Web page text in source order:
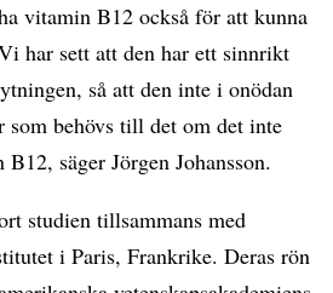
vitamin B12 också för att kunna
har sett att den har ett sinnrikt
så att den inte i onödan
som behövs till det om det inte
säger Jörgen Johansson.
studien tillsammans med
i Paris, Frankrike. Deras rön